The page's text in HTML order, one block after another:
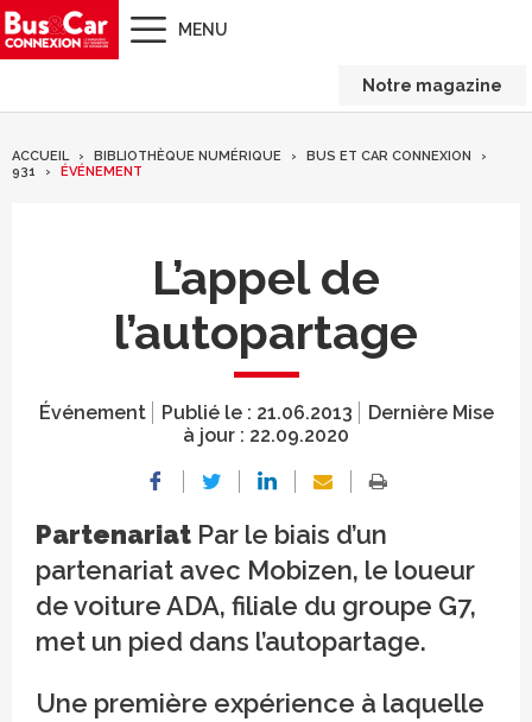
MENU
Notre magazine
ACCUEIL BIBLIOTHÈQUE NUMÉRIQUE
BUS ET CAR CONNEXION
931
ÉVÉNEMENT
L’appel de
l’autopartage
Événement Publié le : 21.06.2013
Dernière Mise
à jour : 22.09.2020
Partenariat Par le biais d’un
partenariat avec Mobizen, le loueur
de voiture ADA, filiale du groupe G7,
met un pied dans l’autopartage.
Une première expérience à laquelle